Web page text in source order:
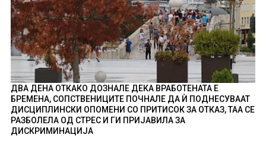
ДВА ДЕНА ОТКАКО ДОЗНАЛЕ ДЕКА ВРАБОТЕНАТА Е
БРЕМЕНА, СОПСТВЕНИЦИТЕ ПОЧНАЛЕ ДА Ѝ ПОДНЕСУВААТ
ДИСЦИПЛИНСКИ ОПОМЕНИ СО ПРИТИСОК ЗА ОТКАЗ, ТАА СЕ
РАЗБОЛЕЛА ОД СТРЕС И ГИ ПРИЈАВИЛА ЗА
ДИСКРИМИНАЦИЈА